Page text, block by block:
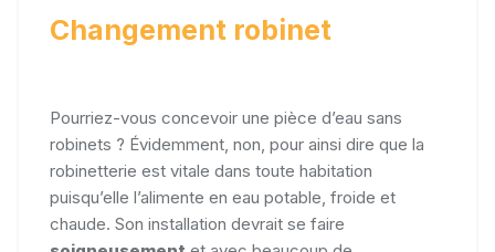
Changement robinet
Pourriez-vous concevoir une pièce d’eau sans
robinets ? Évidemment, non, pour ainsi dire que la
robinetterie est vitale dans toute habitation
puisqu’elle l’alimente en eau potable, froide et
chaude. Son installation devrait se faire